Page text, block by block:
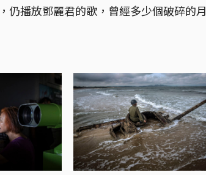
仍播放鄧麗君的歌，曾經多少個破碎的月